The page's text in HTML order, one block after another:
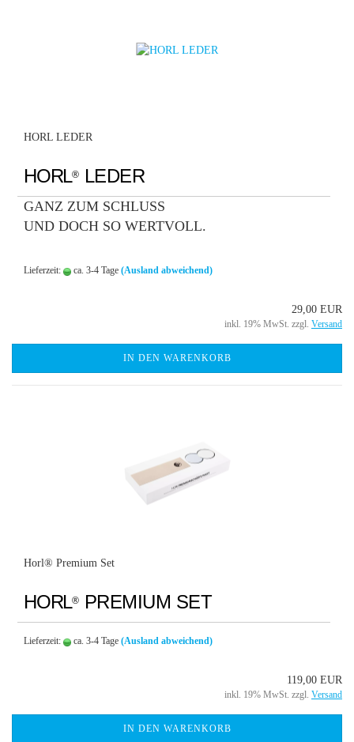
HORL LEDER
HORL® LEDER
GANZ ZUM SCHLUSS
UND DOCH SO WERTVOLL.
Lieferzeit: ca. 3-4 Tage (Ausland abweichend)
29,00 EUR
inkl. 19% MwSt. zzgl. Versand
IN DEN WARENKORB
Horl® Premium Set
HORL® PREMIUM SET
Lieferzeit: ca. 3-4 Tage (Ausland abweichend)
119,00 EUR
inkl. 19% MwSt. zzgl. Versand
IN DEN WARENKORB